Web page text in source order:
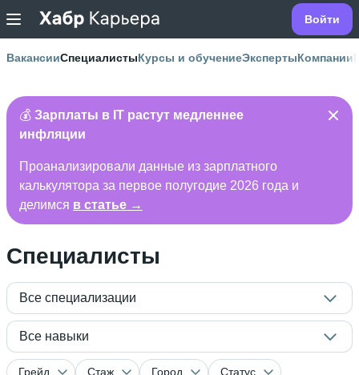
Войти
ВакансииСпециалистыКурсы и обучениеЭкспертыКомпании
💰 Зарплаты в IT растут медленнее
инфляции
Проанализировали данные из зарплатного
калькулятора за первое полугодие 2026 года и
делимся в статье →
Специалисты
Все специализации
Все навыки
Грейд Стаж Город
Статус